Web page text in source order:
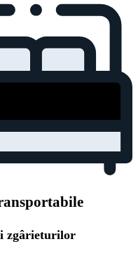
zgârieturilor